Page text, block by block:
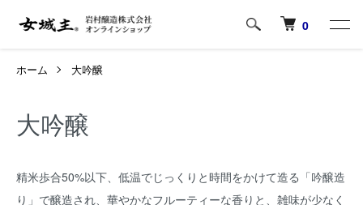
0
ホーム 大吟醸
大吟醸
精米歩合50%以下、低温でじっくりと時間をかけて造る「吟醸造
り」で醸造され、華やかなフルーティーな香りと、雑味が少なく